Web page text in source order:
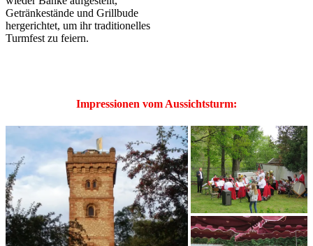
Getränkestände und Grillbude
hergerichtet, um ihr traditionelles
Turmfest zu feiern.
Impressionen vom Aussichtsturm: